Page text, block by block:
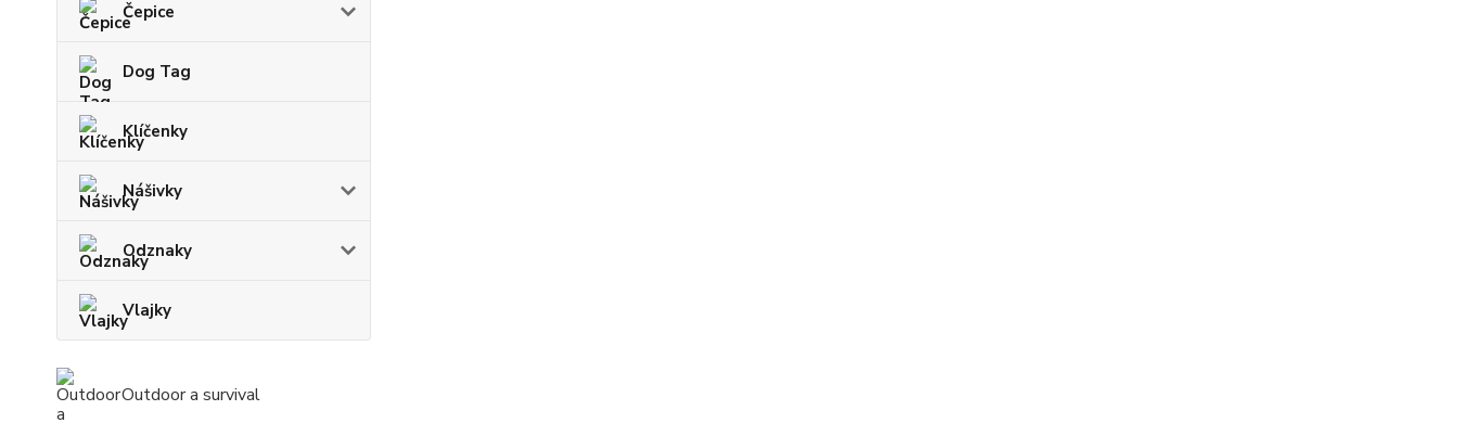
Čepice
Dog Tag
Klíčenky
Nášivky
Odznaky
Vlajky
Outdoor a survival